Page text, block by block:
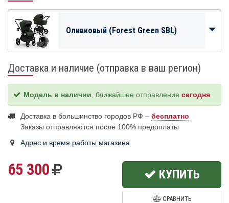
Оливковый (Forest Green SBL)
Доставка и наличие (отправка в ваш регион)
Модель в наличии , ближайшее отправление сегодня
Доставка в большинство городов РФ – бесплатно
Заказы отправляются после 100% предоплаты
Адрес и время работы магазина
65 300 КУПИТЬ
СРАВНИТЬ